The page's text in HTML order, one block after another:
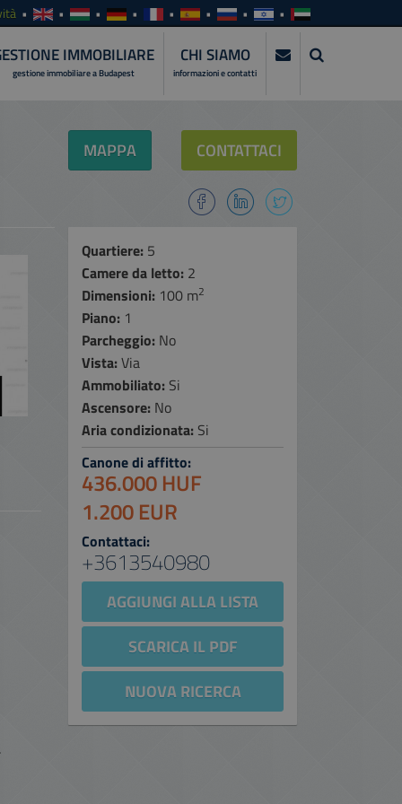
IMMOBILIARE
gestione immobiliare a Budapest
CHI SIAMO
informazioni e contatti
MAPPA CONTATTACI
Quartiere: 5
Camere da letto: 2
Dimensioni: 100 m2
Piano: 1
Parcheggio: No
Vista: Via
Ammobiliato: Si
Ascensore: No
Aria condizionata: Si
Canone di affitto:
436.000 HUF
1.200 EUR
Contattaci:
+3613540980
AGGIUNGI ALLA LISTA
SCARICA IL PDF
NUOVA RICERCA